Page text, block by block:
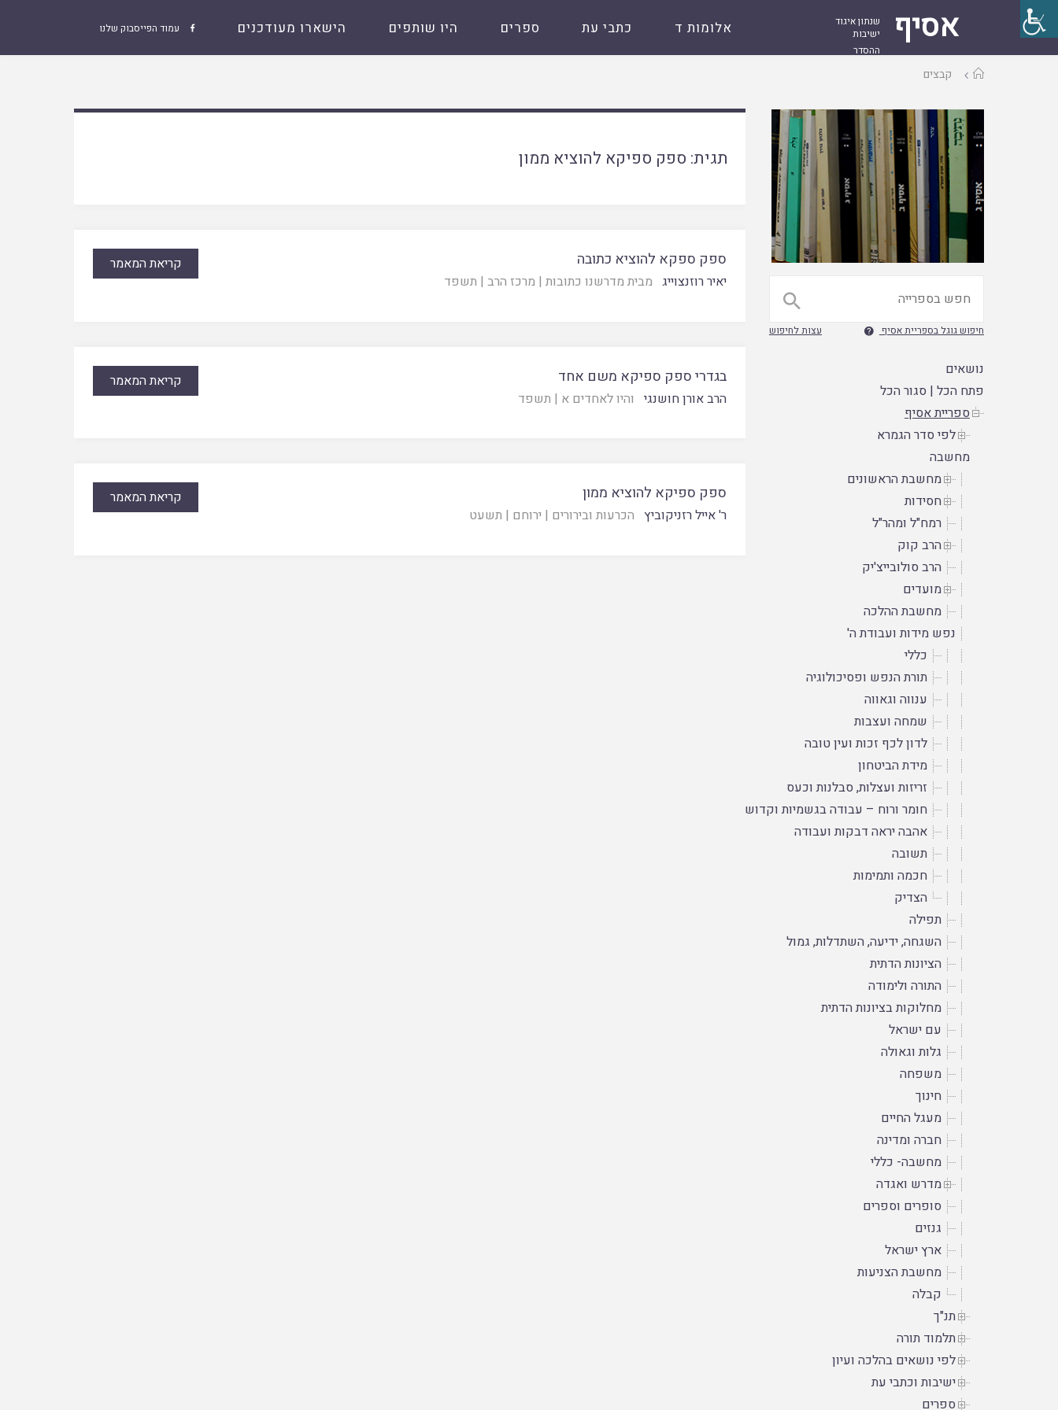
אסיף
שנתון איגוד
ישיבות
ההסדר
 עמוד הפייסבוק שלנו אלומות ד כתבי עת ספרים היו שותפים הישארו מעודכנים
עמודקבצים
תגית: ספק ספיקא להוציא ממון
ספק ספקא להוציא כתובה
יאיר רוזנצוייג מבית מדרשנו כתובות | מרכז הרב | תשפד
קריאת המאמר
בגדרי ספק ספיקא משם אחד
הרב אורן חושנגי והיו לאחדים א | תשפד
קריאת המאמר
ספק ספיקא להוציא ממון
ר' אייל רזניקוביץ הכרעות ובירורים | ירוחם | תשעט
קריאת המאמר

חיפוש גוגל בספריית אסיף  עצות לחיפוש
נושאים
פתח הכל |סגור הכל
ספריית אסיף
לפי סדר הגמרא
מחשבה
מחשבת הראשונים
חסידות
רמח"ל ומהר"ל
הרב קוק
הרב סולובייצ'יק
מועדים
מחשבת ההלכה
נפש מידות ועבודת ה'
כללי
תורת הנפש ופסיכולוגיה
ענווה וגאווה
שמחה ועצבות
לדון לכף זכות ועין טובה
מידת הביטחון
זריזות ועצלות, סבלנות וכעס
חומר ורוח – עבודה בגשמיות וקדושה
אהבה יראה דבקות ועבודה
תשובה
חכמה ותמימות
הצדיק
תפילה
השגחה, ידיעה, השתדלות, גמול
הציונות הדתית
התורה ולימודה
מחלוקות בציונות הדתית
עם ישראל
גלות וגאולה
משפחה
חינוך
מעגל החיים
חברה ומדינה
מחשבה- כללי
מדרש ואגדה
סופרים וספרים
גנזים
ארץ ישראל
מחשבת הצניעות
קבלה
תנ"ך
תלמוד תורה
לפי נושאים בהלכה ועיון
ישיבות וכתבי עת
ספרים